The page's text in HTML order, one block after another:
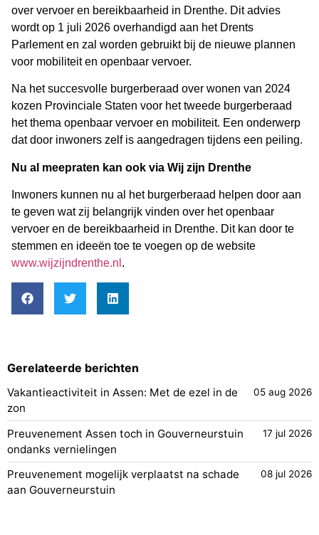
over vervoer en bereikbaarheid in Drenthe. Dit advies
wordt op 1 juli 2026 overhandigd aan het Drents
Parlement en zal worden gebruikt bij de nieuwe plannen
voor mobiliteit en openbaar vervoer.
Na het succesvolle burgerberaad over wonen van 2024
kozen Provinciale Staten voor het tweede burgerberaad
het thema openbaar vervoer en mobiliteit. Een onderwerp
dat door inwoners zelf is aangedragen tijdens een peiling.
Nu al meepraten kan ook via Wij zijn Drenthe
Inwoners kunnen nu al het burgerberaad helpen door aan
te geven wat zij belangrijk vinden over het openbaar
vervoer en de bereikbaarheid in Drenthe. Dit kan door te
stemmen en ideeën toe te voegen op de website
www.wijzijndrenthe.nl .
Gerelateerde berichten
Vakantieactiviteit in Assen: Met de ezel in de
zon
05 aug 2026
Preuvenement Assen toch in Gouverneurstuin
ondanks vernielingen
17 jul 2026
Preuvenement mogelijk verplaatst na schade
aan Gouverneurstuin
08 jul 2026